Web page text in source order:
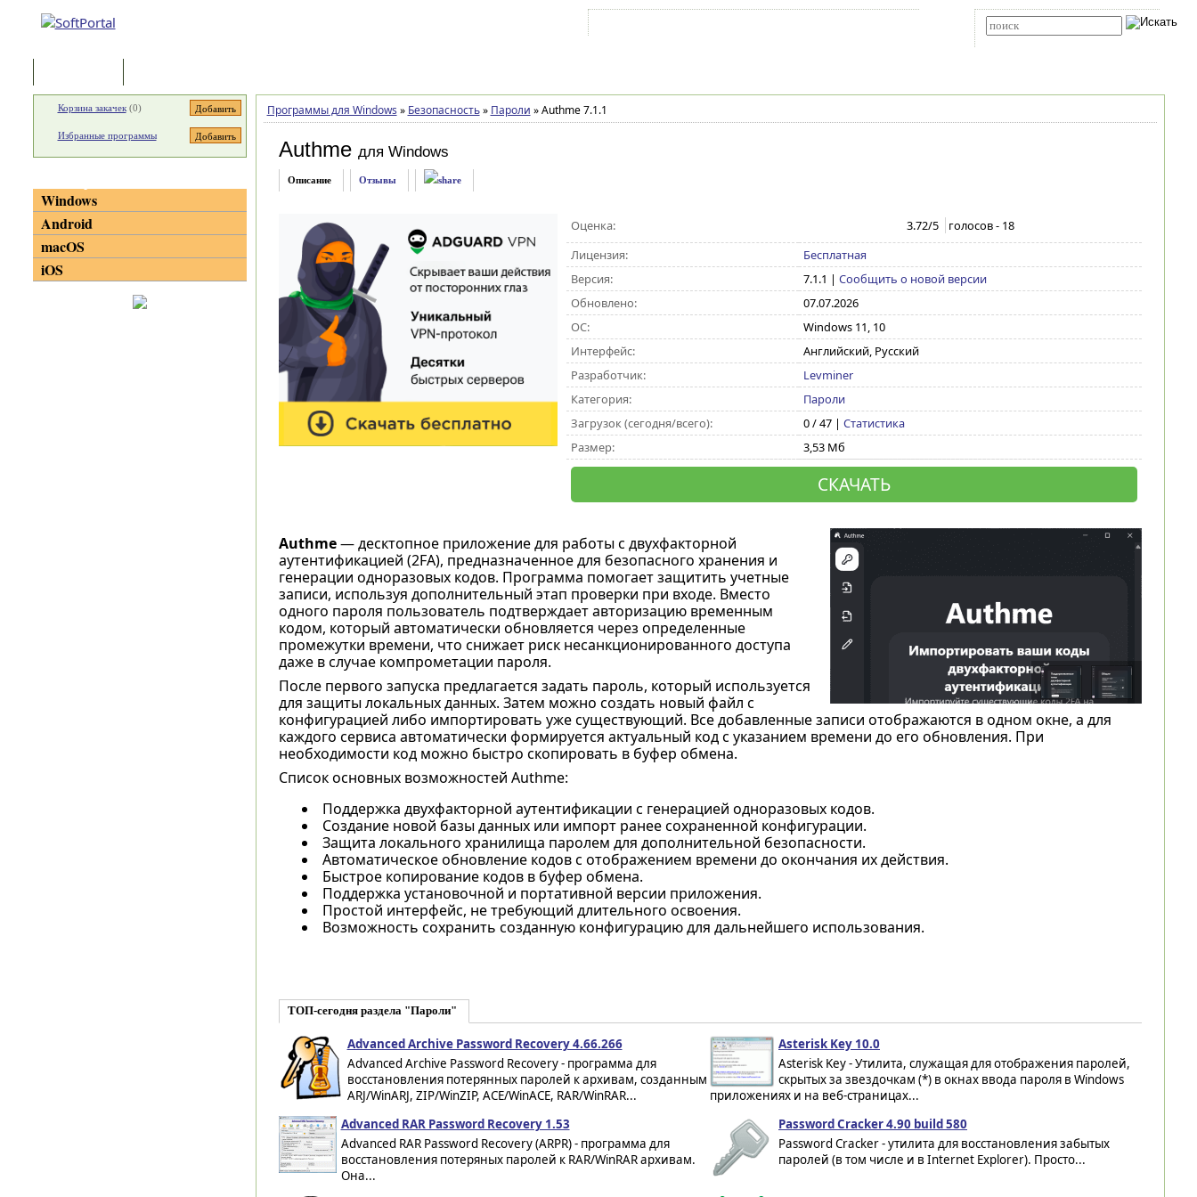
Программы для Windows » Безопасность » Пароли »Authme 7.1.1
Authme для Windows
Описание Отзывы
Оценка: 3.72/5 голосов - 18
Лицензия:
Бесплатная
Версия:
7.1.1 | Сообщить о новой версии
Обновлено:
07.07.2026
ОС:
Windows 11, 10
Интерфейс:
Английский, Русский
Разработчик:
Levminer
Категория:
Пароли
Загрузок (сегодня/всего):
0 / 47 | Статистика
Размер:
3,53 Мб
СКАЧАТЬ
Authme— десктопное приложение для работы с двухфакторной
аутентификацией (2FA), предназначенное для безопасного хранения и
генерации одноразовых кодов. Программа помогает защитить учетные
записи, используя дополнительный этап проверки при входе. Вместо
одного пароля пользователь подтверждает авторизацию временным
кодом, который автоматически обновляется через определенные
промежутки времени, что снижает риск несанкционированного доступа
даже в случае компрометации пароля.
После первого запуска предлагается задать пароль, который используется
для защиты локальных данных. Затем можно создать новый файл с
конфигурацией либо импортировать уже существующий. Все добавленные записи отображаются в одном окне, а для
каждого сервиса автоматически формируется актуальный код с указанием времени до его обновления. При
необходимости код можно быстро скопировать в буфер обмена.
Список основных возможностей Authme:
Поддержка двухфакторной аутентификации с генерацией одноразовых кодов.
Создание новой базы данных или импорт ранее сохраненной конфигурации.
Защита локального хранилища паролем для дополнительной безопасности.
Автоматическое обновление кодов с отображением времени до окончания их действия.
Быстрое копирование кодов в буфер обмена.
Поддержка установочной и портативной версии приложения.
Простой интерфейс, не требующий длительного освоения.
Возможность сохранить созданную конфигурацию для дальнейшего использования.
ТОП-сегодня раздела "Пароли"
Advanced Archive Password Recovery 4.66.266
Advanced Archive Password Recovery - программа для
восстановления потерянных паролей к архивам, созданным
ARJ/WinARJ, ZIP/WinZIP, ACE/WinACE, RAR/WinRAR...
Asterisk Key 10.0
Asterisk Key - Утилита, служащая для отображения паролей,
скрытых за звездочкам (*) в окнах ввода пароля в Windows
приложениях и на веб-страницах...
Advanced RAR Password Recovery 1.53
Advanced RAR Password Recovery (ARPR) - программа для
восстановления потеряных паролей к RAR/WinRAR архивам.
Она...
Password Cracker 4.90 build 580
Password Cracker - утилита для восстановления забытых
паролей (в том числе и в Internet Explorer). Просто...
Корзина закачек(0)
Избранные программы
Windows
Android
macOS
iOS